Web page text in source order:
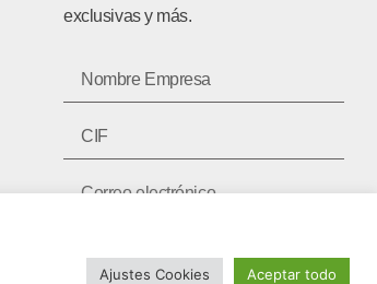
exclusivas y más.
Ajustes Cookies Aceptar todo